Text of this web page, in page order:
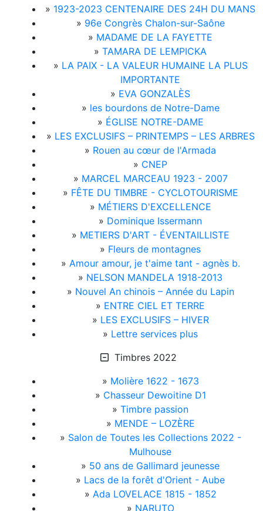
» 1923-2023 CENTENAIRE DES 24H DU MANS
» 96e Congrès Chalon-sur-Saône
» MADAME DE LA FAYETTE
» TAMARA DE LEMPICKA
» LA PAIX - LA VALEUR HUMAINE LA PLUS
IMPORTANTE
» EVA GONZALÈS
» les bourdons de Notre-Dame
» ÉGLISE NOTRE-DAME
» LES EXCLUSIFS – PRINTEMPS – LES ARBRES
» Rouen au cœur de l'Armada
» CNEP
» MARCEL MARCEAU 1923 - 2007
» FÊTE DU TIMBRE - CYCLOTOURISME
» MÉTIERS D'EXCELLENCE
» Dominique Issermann
» METIERS D'ART - ÉVENTAILLISTE
» Fleurs de montagnes
» Amour amour, je t'aime tant - agnès b.
» NELSON MANDELA 1918-2013
» Nouvel An chinois – Année du Lapin
» ENTRE CIEL ET TERRE
» LES EXCLUSIFS – HIVER
» Lettre services plus
Timbres 2022
» Molière 1622 - 1673
» Chasseur Dewoitine D1
» Timbre passion
» MENDE – LOZÈRE
» Salon de Toutes les Collections 2022 -
Mulhouse
» 50 ans de Gallimard jeunesse
» Lacs de la forêt d'Orient - Aube
» Ada LOVELACE 1815 - 1852
» NARUTO